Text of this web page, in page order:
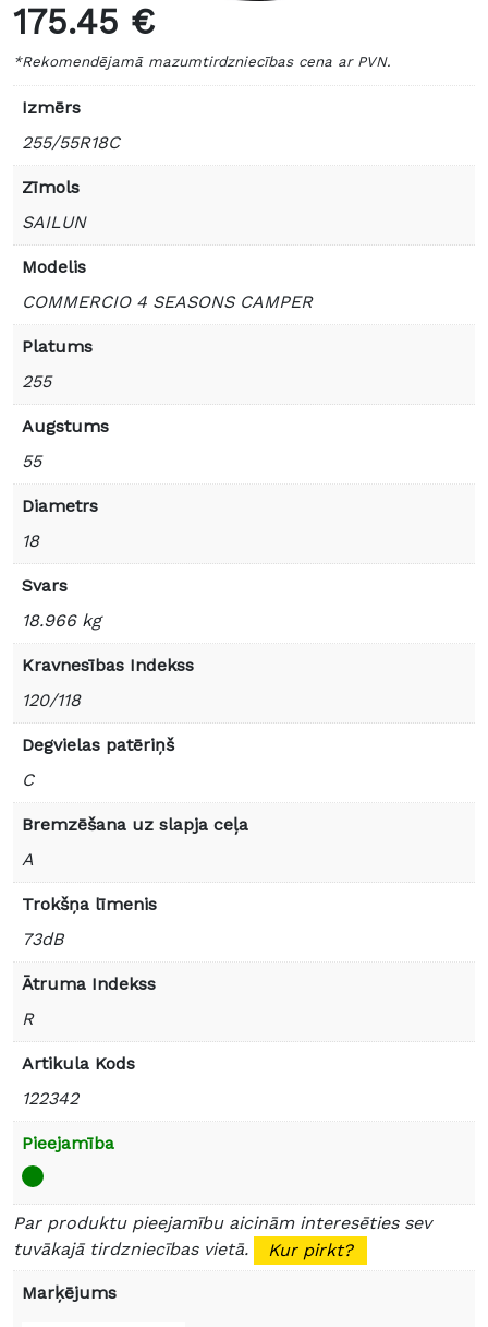
175.45 €
*Rekomendējamā mazumtirdzniecības cena ar PVN.
Izmērs
255/55R18C
Zīmols
SAILUN
Modelis
COMMERCIO 4 SEASONS CAMPER
Platums
255
Augstums
55
Diametrs
18
Svars
18.966 kg
Kravnesības Indekss
120/118
Degvielas patēriņš
C
Bremzēšana uz slapja ceļa
A
Trokšņa līmenis
73dB
Ātruma Indekss
R
Artikula Kods
122342
Pieejamība
Par produktu pieejamību aicinām interesēties sev
tuvākajā tirdzniecības vietā.
Kur pirkt?
Marķējums